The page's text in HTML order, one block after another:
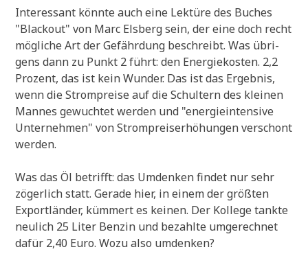
Inter­es­sant könn­te auch eine Lek­tü­re des Buches
"Black­out" von Marc Els­berg sein, der eine doch recht
mög­li­che Art der Gefähr­dung beschreibt. Was übri­
gens dann zu Punkt 2 führt: den Ener­gie­ko­sten. 2,2
Pro­zent, das ist kein Wun­der. Das ist das Ergeb­nis,
wenn die Strom­prei­se auf die Schul­tern des klei­nen
Man­nes gewuch­tet wer­den und "ener­gie­in­ten­si­ve
Unter­neh­men" von Strom­preis­er­hö­hun­gen ver­schont
werden.
Was das Öl betrifft: das Umden­ken fin­det nur sehr
zöger­lich statt. Gera­de hier, in einem der größ­ten
Export­län­der, küm­mert es kei­nen. Der Kol­le­ge tank­te
neu­lich 25 Liter Ben­zin und bezahl­te umge­rech­net
dafür 2,40 Euro. Wozu also umdenken?